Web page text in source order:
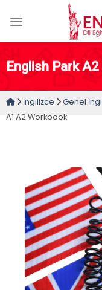
English Park
İngilizce Genel
A1 A2 Workbook